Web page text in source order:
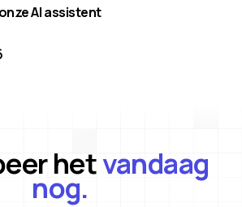
AI assistent
hetvandaag
nog.